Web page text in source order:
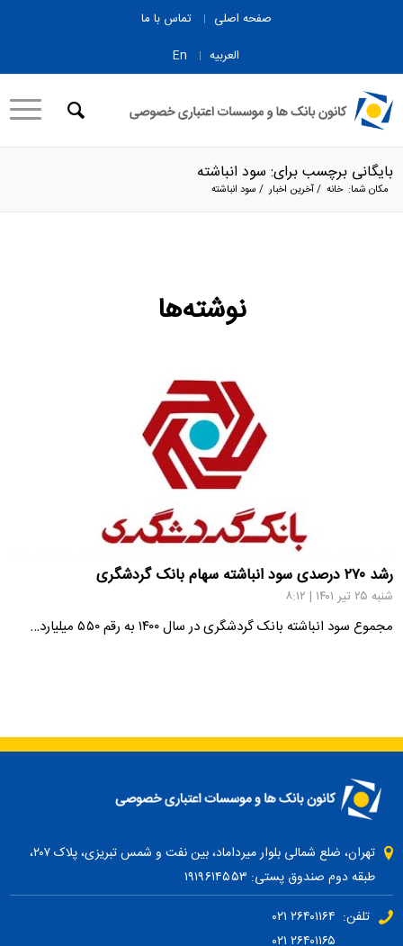
صفحه اصلی
تماس با ما
العربیه
En
بایگانی برچسب برای: سود انباشته
مکان شما: خانه /آخرین اخبار / سود انباشته
نوشته‌ها
رشد ۲۷۰ درصدی سود انباشته سهام بانک گردشگری
شنبه ۲۵ تیر ۱۴۰۱ | ۸:۱۲
مجموع سود انباشته بانک گردشگری در سال ۱۴۰۰ به رقم ۵۵۰ میلیارد…
تهران، ضلع شمالی بلوار میرداماد، بین نفت و شمس تبریزی، پلاک ۲۰۷،
طبقه دوم صندوق پستی: ۱۹۱۹۶۱۴۵۵۳
تلفن: ۲۶۴۰۱۱۶۴ ۰۲۱